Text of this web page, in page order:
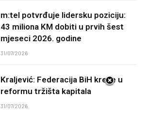
m:tel potvrđuje lidersku poziciju:
43 miliona KM dobiti u prvih šest
mjeseci 2026. godine
31/07/2026
Kraljević: Federacija BiH kreće u
reformu tržišta kapitala
31/07/2026